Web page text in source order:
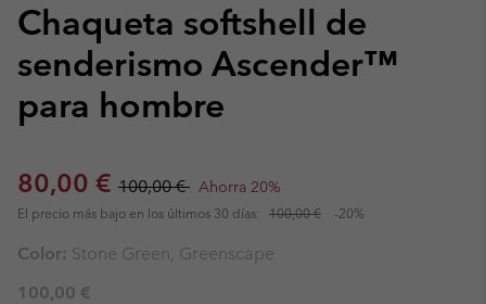
Chaqueta softshell de
senderismo Ascender™
para hombre
Sale price:
80,00 € Regular price:
100,00 € Ahorra 20%
El precio más bajo en los últimos 30 días: 100,00 € -20%
Color: Stone Green, Greenscape
100,00 €